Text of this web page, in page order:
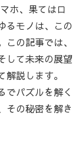
ホ、果てはロ
るモノは、この
の記事では、
して未来の展望
説します。
でパズルを解く
その秘密を解き